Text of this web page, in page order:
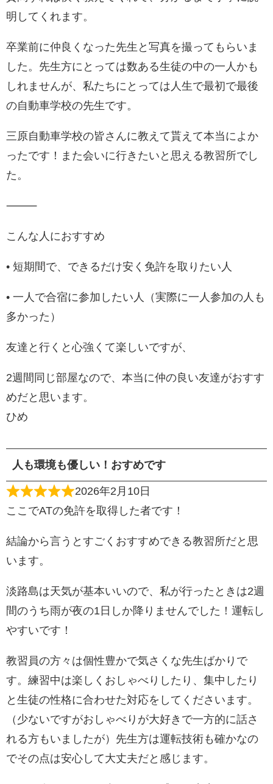
明してくれます。
卒業前に仲良くなった先生と写真を撮ってもらいま
した。先生方にとっては数ある生徒の中の一人かも
しれませんが、私たちにとっては人生で最初で最後
の自動車学校の先生です。
三原自動車学校の皆さんに教えて貰えて本当によか
ったです！また会いに行きたいと思える教習所でし
た。
⸻
こんな人におすすめ
• 短期間で、できるだけ安く免許を取りたい人
• 一人で合宿に参加したい人（実際に一人参加の人も
多かった）
友達と行くと心強くて楽しいですが、
2週間同じ部屋なので、本当に仲の良い友達がおすす
めだと思います。
ひめ
人も環境も優しい！おすめです
2026年2月10日
ここでATの免許を取得した者です！
結論から言うとすごくおすすめできる教習所だと思
います。
淡路島は天気が基本いいので、私が行ったときは2週
間のうち雨が夜の1日しか降りませんでした！運転し
やすいです！
教習員の方々は個性豊かで気さくな先生ばかりで
す。練習中は楽しくおしゃべりしたり、集中したり
と生徒の性格に合わせた対応をしてくださいます。
（少ないですがおしゃべりが大好きで一方的に話さ
れる方もいましたが）先生方は運転技術も確かなの
でその点は安心して大丈夫だと感じます。